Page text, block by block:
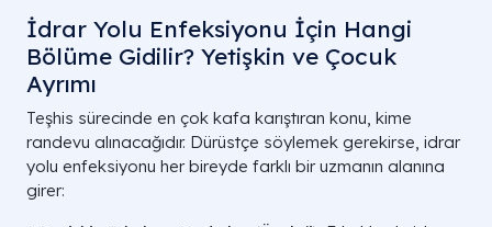
İdrar Yolu Enfeksiyonu İçin Hangi
Bölüme Gidilir? Yetişkin ve Çocuk
Ayrımı
Teşhis sürecinde en çok kafa karıştıran konu, kime
randevu alınacağıdır. Dürüstçe söylemek gerekirse, idrar
yolu enfeksiyonu her bireyde farklı bir uzmanın alanına
girer: